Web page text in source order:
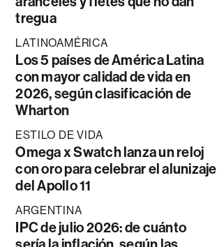
tregua
LATINOAMÉRICA
Los 5 países de América Latina
con mayor calidad de vida en
2026, según clasificación de
Wharton
ESTILO DE VIDA
Omega x Swatch lanza un reloj
con oro para celebrar el alunizaje
del Apollo 11
ARGENTINA
IPC de julio 2026: de cuánto